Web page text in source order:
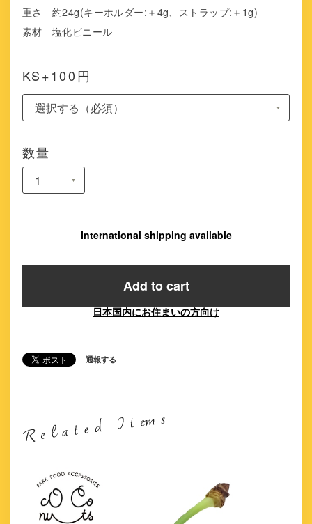
重さ 約24g(キーホルダー:＋4g、ストラップ:＋1g)
素材 塩化ビニール
KS+100円
数量
International shipping available
Add to cart
日本国内にお住まいの方向け
通報する